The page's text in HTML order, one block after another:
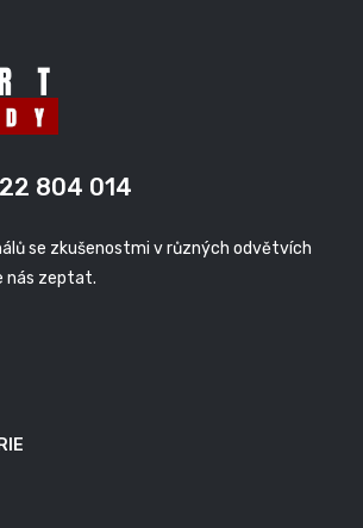
804 014
se zkušenostmi v různých odvětvích
nás zeptat.